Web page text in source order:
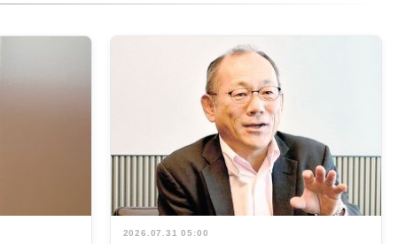
2026.07.31 05:00